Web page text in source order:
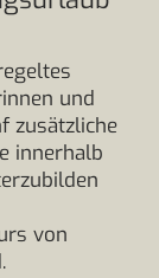
und
zusätzliche
innerhalb
von